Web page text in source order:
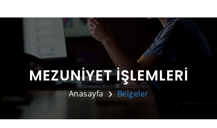
MEZUNİYET İŞLEMLERİ
Anasayfa Belgeler